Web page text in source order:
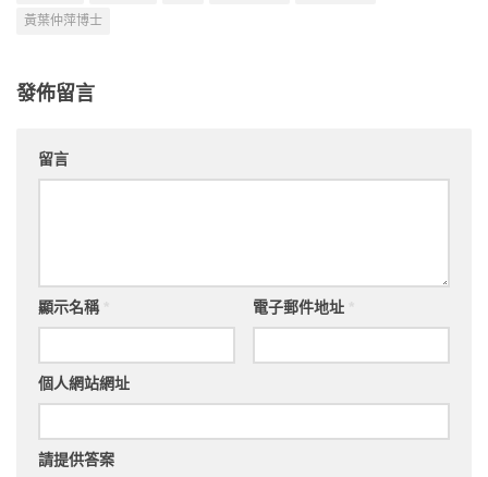
黃葉仲萍博士
發佈留言
留言
顯示名稱 電子郵件地址
個人網站網址
請提供答案